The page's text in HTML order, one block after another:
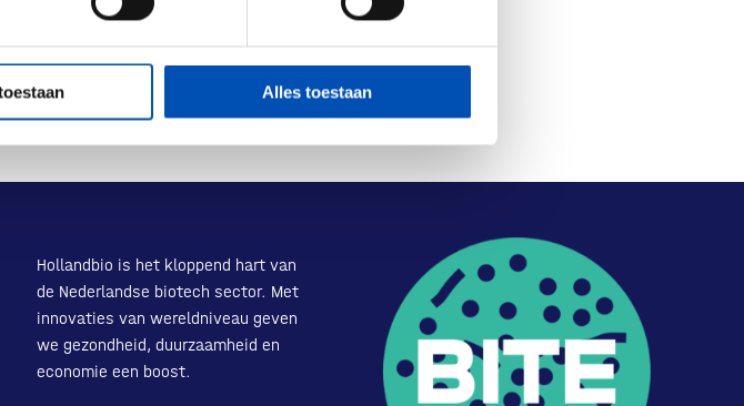
Alles toestaan
Hollandbio is het kloppend hart van
de Nederlandse biotech sector. Met
innovaties van wereldniveau geven
we gezondheid, duurzaamheid en
economie een boost.